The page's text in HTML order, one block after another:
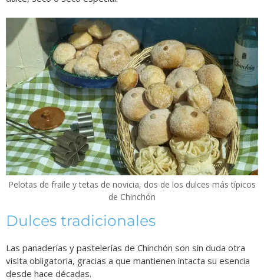
Pelotas de fraile y tetas de novicia, dos de los dulces más típicos
de Chinchón
Dulces tradicionales
Las panaderías y pastelerías de Chinchón son sin duda otra
visita obligatoria, gracias a que mantienen intacta su esencia
desde hace décadas.